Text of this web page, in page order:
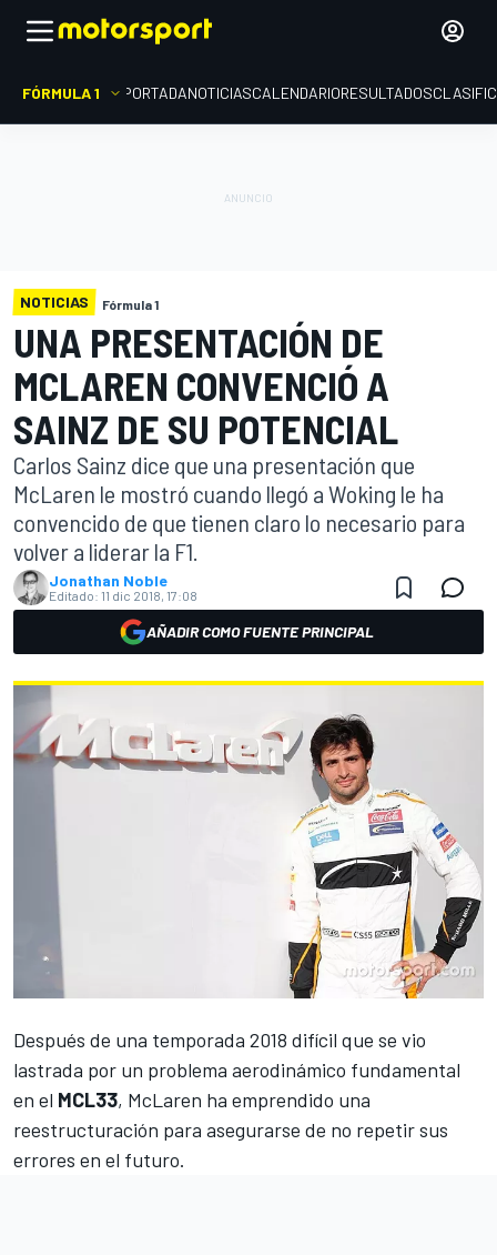
FÓRMULA 1 PORTADANOTICIASCALENDARIORESULTADOS
NOTICIAS Fórmula 1
UNA PRESENTACIÓN DE
MCLAREN CONVENCIÓ A
SAINZ DE SU POTENCIAL
Carlos Sainz dice que una presentación que
McLaren le mostró cuando llegó a Woking le ha
convencido de que tienen claro lo necesario para
volver a liderar la F1.
Jonathan Noble
Editado: 11 dic 2018, 17:08
AÑADIR COMO FUENTE PRINCIPAL
Después de una temporada 2018 difícil que se vio
lastrada por un problema aerodinámico fundamental
en el MCL33, McLaren ha emprendido una
reestructuración para asegurarse de no repetir sus
errores en el futuro.